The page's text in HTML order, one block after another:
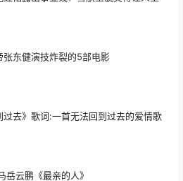
张东健演技炸裂的5部电影
过去》歌词:一首无法回到过去的爱情歌
岳云鹏《最亲的人》